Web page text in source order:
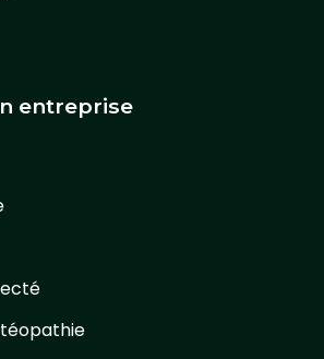
entreprise